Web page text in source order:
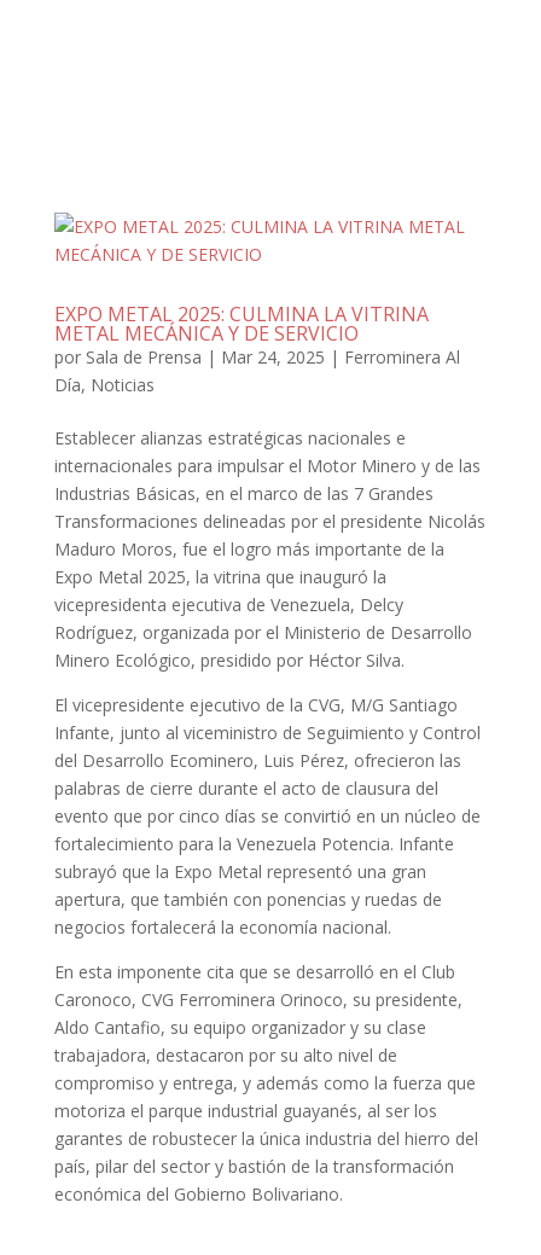
EXPO METAL 2025: CULMINA LA VITRINA
METAL MECÁNICA Y DE SERVICIO
por Sala de Prensa | Mar 24, 2025 | Ferrominera Al
Día, Noticias
Establecer alianzas estratégicas nacionales e
internacionales para impulsar el Motor Minero y de las
Industrias Básicas, en el marco de las 7 Grandes
Transformaciones delineadas por el presidente Nicolás
Maduro Moros, fue el logro más importante de la
Expo Metal 2025, la vitrina que inauguró la
vicepresidenta ejecutiva de Venezuela, Delcy
Rodríguez, organizada por el Ministerio de Desarrollo
Minero Ecológico, presidido por Héctor Silva.
El vicepresidente ejecutivo de la CVG, M/G Santiago
Infante, junto al viceministro de Seguimiento y Control
del Desarrollo Ecominero, Luis Pérez, ofrecieron las
palabras de cierre durante el acto de clausura del
evento que por cinco días se convirtió en un núcleo de
fortalecimiento para la Venezuela Potencia. Infante
subrayó que la Expo Metal representó una gran
apertura, que también con ponencias y ruedas de
negocios fortalecerá la economía nacional.
En esta imponente cita que se desarrolló en el Club
Caronoco, CVG Ferrominera Orinoco, su presidente,
Aldo Cantafio, su equipo organizador y su clase
trabajadora, destacaron por su alto nivel de
compromiso y entrega, y además como la fuerza que
motoriza el parque industrial guayanés, al ser los
garantes de robustecer la única industria del hierro del
país, pilar del sector y bastión de la transformación
económica del Gobierno Bolivariano.